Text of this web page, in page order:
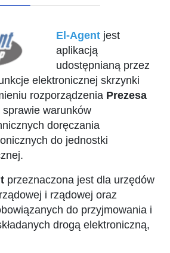
El-Agent jest
aplikacją
udostępnianą przez
elektronicznej skrzynki
rozporządzenia Prezesa
sprawie warunków
doręczania
do jednostki
przeznaczona jest dla urzędów
i rządowej oraz
do przyjmowania i
drogą elektroniczną,